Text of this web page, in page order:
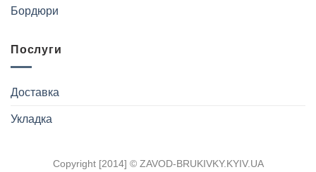
Бордюри
Послуги
Доставка
Укладка
Copyright [2014] © ZAVOD-BRUKIVKY.KYIV.UA